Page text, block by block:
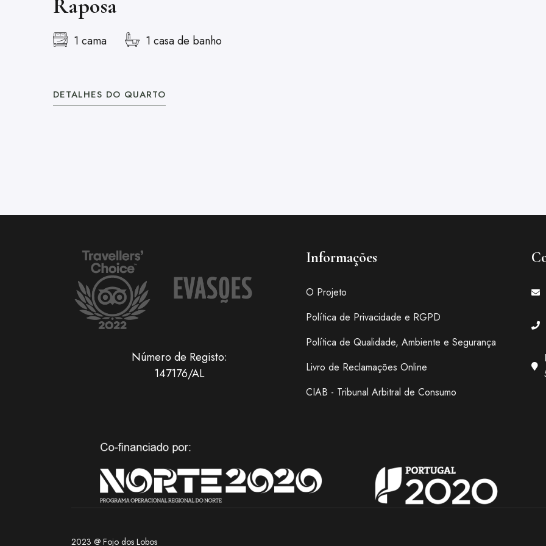
Raposa
1 cama 1 casa de banho
DETALHES DO QUARTO
Número de Registo:
147176/AL
Informações
O Projeto
Política de Privacidade e RGPD
Política de Qualidade, Ambiente e Segurança
Livro de Reclamações Online
CIAB - Tribunal Arbitral de Consumo
2023 @ Fojo dos Lobos